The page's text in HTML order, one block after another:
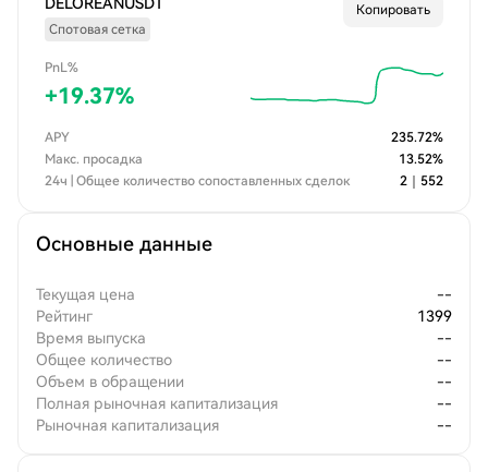
Спотовая сетка
Копировать
PnL%
+19.37%
APY 235.72%
Макс. просадка
13.52%
24ч | Общее количество сопоставленных сделок
2 552
Основные данные
Текущая цена
--
Рейтинг
1399
Время выпуска
--
Общее количество
--
Объем в обращении
--
Полная рыночная капитализация
--
Рыночная капитализация
--